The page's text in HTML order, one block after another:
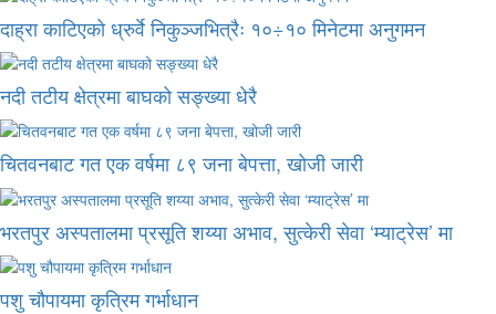
दाह्रा काटिएको ध्रुर्वे निकुञ्जभित्रैः १०÷१० मिनेटमा अनुगमन
नदी तटीय क्षेत्रमा बाघको सङ्ख्या धेरै
चितवनबाट गत एक वर्षमा ८९ जना बेपत्ता, खोजी जारी
भरतपुर अस्पतालमा प्रसूति शय्या अभाव, सुत्केरी सेवा ‘म्याट्रेस’ मा
पशु चौपायमा कृत्रिम गर्भाधान